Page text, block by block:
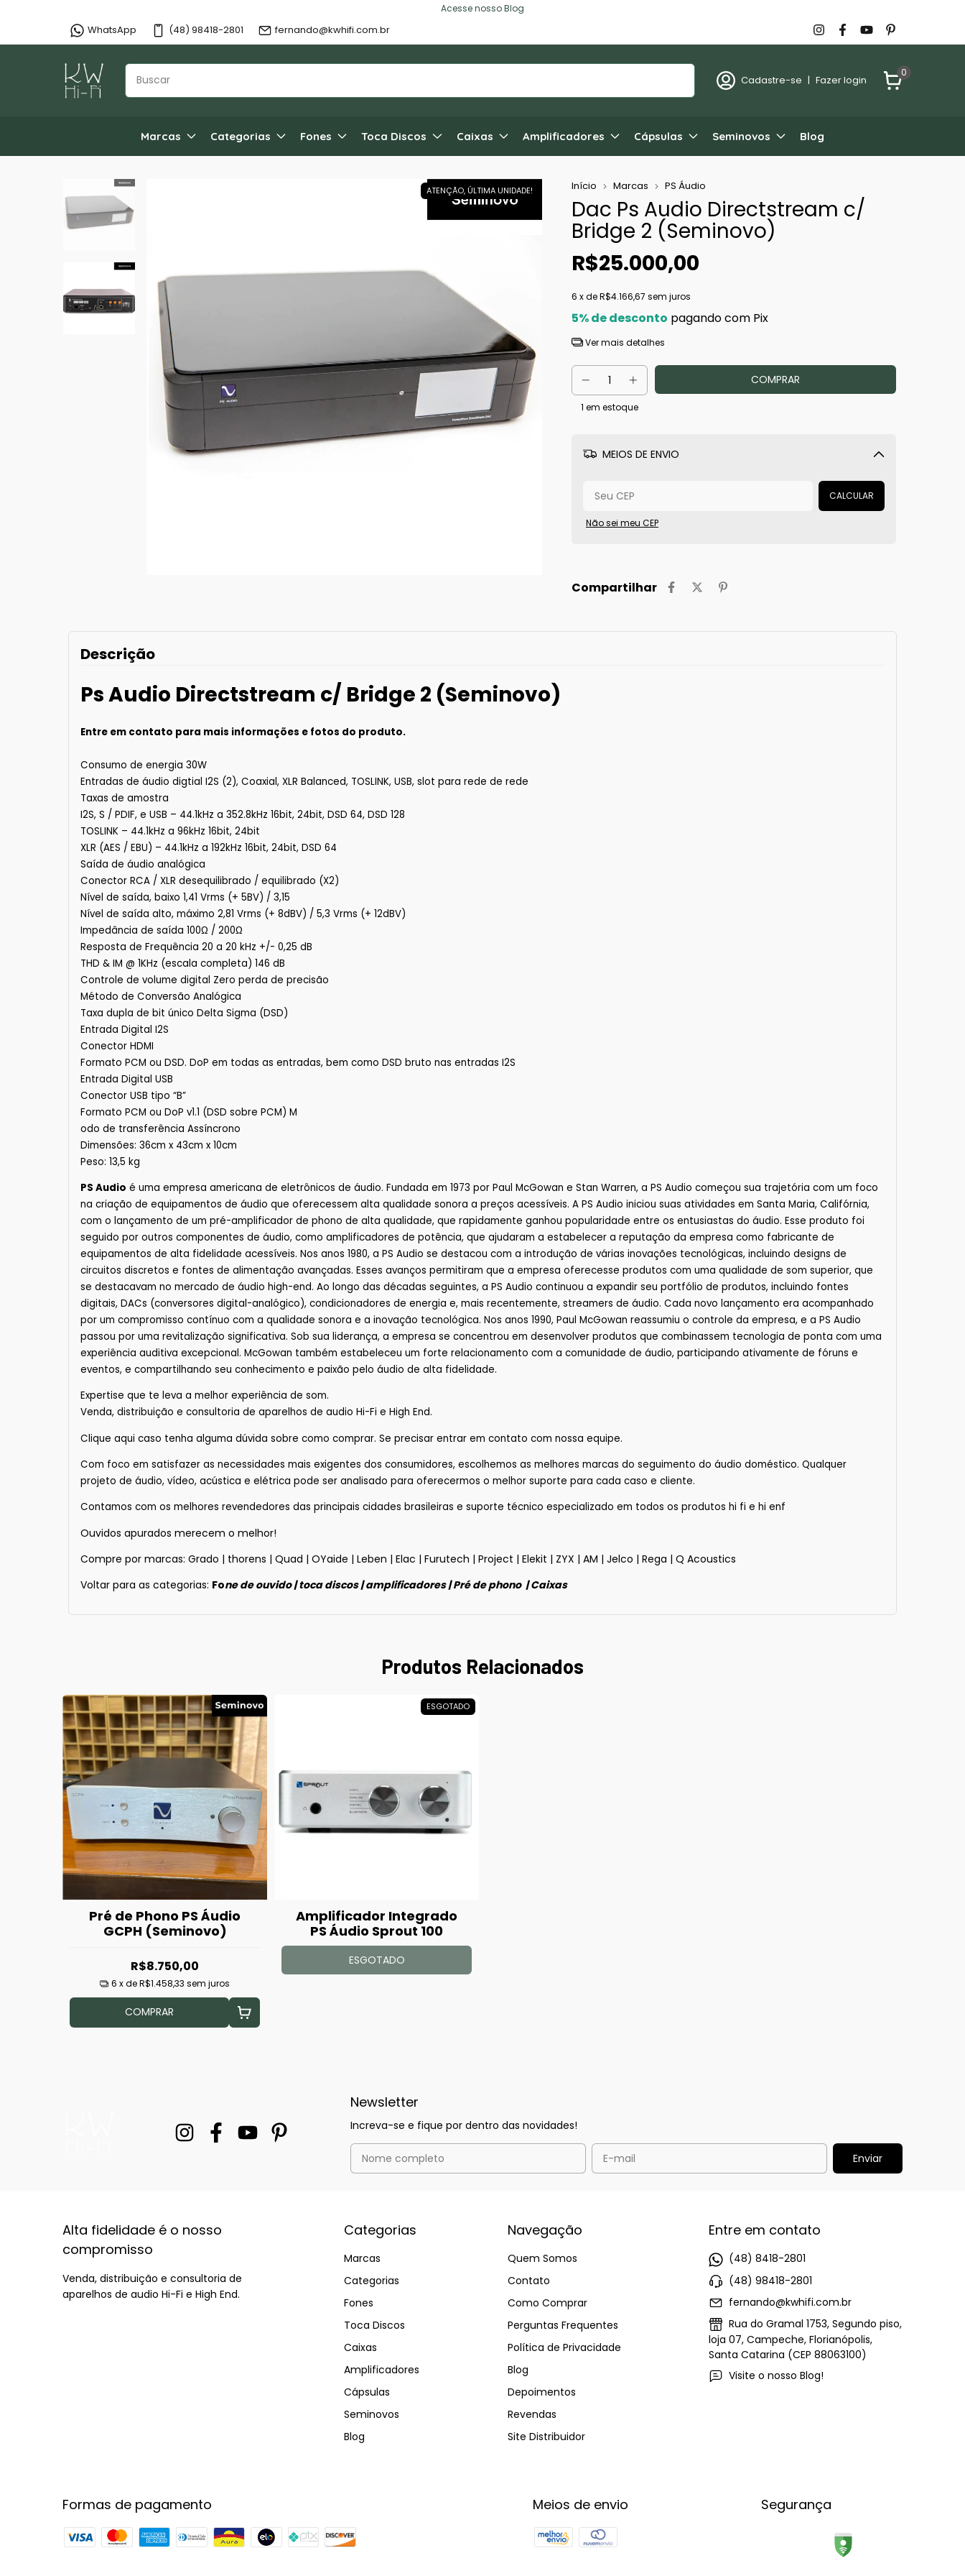
Acesse nosso Blog
WhatsApp (48) 98418-2801 fernando@kwhifi.com.br
Cadastre-se | Fazer login
0
Marcas Categorias Fones Toca Discos Caixas Amplificadores Cápsulas Seminovos Blog
ATENÇÃO, ÚLTIMA UNIDADE! Início Marcas PS Áudio
Dac Ps Audio Directstream c/
Bridge 2 (Seminovo)
R$25.000,00
6 x deR$4.166,67 sem juros
5% de desconto pagando com Pix
Ver mais detalhes
1 em estoque
MEIOS DE ENVIO
Alterar CEP
CALCULAR
Não sei meu CEP
Compartilhar
Descrição
Ps Audio Directstream c/ Bridge 2 (Seminovo)
Entre em contato para mais informações e fotos do produto.
Consumo de energia 30W
Entradas de áudio digtial I2S (2), Coaxial, XLR Balanced, TOSLINK, USB, slot para rede de rede
Taxas de amostra
I2S, S / PDIF, e USB – 44.1kHz a 352.8kHz 16bit, 24bit, DSD 64, DSD 128
TOSLINK – 44.1kHz a 96kHz 16bit, 24bit
XLR (AES / EBU) – 44.1kHz a 192kHz 16bit, 24bit, DSD 64
Saída de áudio analógica
Conector RCA / XLR desequilibrado / equilibrado (X2)
Nível de saída, baixo 1,41 Vrms (+ 5BV) / 3,15
Nível de saída alto, máximo 2,81 Vrms (+ 8dBV) / 5,3 Vrms (+ 12dBV)
Impedância de saída 100Ω / 200Ω
Resposta de Frequência 20 a 20 kHz +/- 0,25 dB
THD & IM @ 1KHz (escala completa) 146 dB
Controle de volume digital Zero perda de precisão
Método de Conversão Analógica
Taxa dupla de bit único Delta Sigma (DSD)
Entrada Digital I2S
Conector HDMI
Formato PCM ou DSD. DoP em todas as entradas, bem como DSD bruto nas entradas I2S
Entrada Digital USB
Conector USB tipo “B”
Formato PCM ou DoP v1.1 (DSD sobre PCM) M
odo de transferência Assíncrono
Dimensões: 36cm x 43cm x 10cm
Peso: 13,5 kg
PS Audio é uma empresa americana de eletrônicos de áudio. Fundada em 1973 por Paul McGowan e Stan Warren, a PS Audio começou sua trajetória com um foco
na criação de equipamentos de áudio que oferecessem alta qualidade sonora a preços acessíveis. A PS Audio iniciou suas atividades em Santa Maria, Califórnia,
com o lançamento de um pré-amplificador de phono de alta qualidade, que rapidamente ganhou popularidade entre os entusiastas do áudio. Esse produto foi
seguido por outros componentes de áudio, como amplificadores de potência, que ajudaram a estabelecer a reputação da empresa como fabricante de
equipamentos de alta fidelidade acessíveis. Nos anos 1980, a PS Audio se destacou com a introdução de várias inovações tecnológicas, incluindo designs de
circuitos discretos e fontes de alimentação avançadas. Esses avanços permitiram que a empresa oferecesse produtos com uma qualidade de som superior, que
se destacavam no mercado de áudio high-end. Ao longo das décadas seguintes, a PS Audio continuou a expandir seu portfólio de produtos, incluindo fontes
digitais, DACs (conversores digital-analógico), condicionadores de energia e, mais recentemente, streamers de áudio. Cada novo lançamento era acompanhado
por um compromisso contínuo com a qualidade sonora e a inovação tecnológica. Nos anos 1990, Paul McGowan reassumiu o controle da empresa, e a PS Audio
passou por uma revitalização significativa. Sob sua liderança, a empresa se concentrou em desenvolver produtos que combinassem tecnologia de ponta com uma
experiência auditiva excepcional. McGowan também estabeleceu um forte relacionamento com a comunidade de áudio, participando ativamente de fóruns e
eventos, e compartilhando seu conhecimento e paixão pelo áudio de alta fidelidade.
Expertise que te leva a melhor experiência de som.
Venda, distribuição e consultoria de aparelhos de audio Hi-Fi e High End.
Clique aqui caso tenha alguma dúvida sobre como comprar. Se precisar entrar em contato com nossa equipe.
Com foco em satisfazer as necessidades mais exigentes dos consumidores, escolhemos as melhores marcas do seguimento do áudio doméstico. Qualquer
projeto de áudio, vídeo, acústica e elétrica pode ser analisado para oferecermos o melhor suporte para cada caso e cliente.
Contamos com os melhores revendedores das principais cidades brasileiras e suporte técnico especializado em todos os produtos hi fi e hi enf
Ouvidos apurados merecem o melhor!
Compre por marcas: Grado | thorens | Quad | OYaide | Leben | Elac | Furutech | Project | Elekit | ZYX | AM | Jelco | Rega | Q Acoustics
Voltar para as categorias: Fone de ouvido|toca discos|amplificadores|Pré de phono |Caixas
Produtos Relacionados
Pré de Phono PS Áudio
GCPH (Seminovo)
R$8.750,00
6 x deR$1.458,33 sem juros
COMPRAR
ESGOTADO
Amplificador Integrado
PS Áudio Sprout 100
ESGOTADO
Newsletter
Increva-se e fique por dentro das novidades!
Alta fidelidade é o nosso
compromisso
Venda, distribuição e consultoria de
aparelhos de audio Hi-Fi e High End.
Categorias
Marcas
Categorias
Fones
Toca Discos
Caixas
Amplificadores
Cápsulas
Seminovos
Blog
Navegação
Quem Somos
Contato
Como Comprar
Perguntas Frequentes
Política de Privacidade
Blog
Depoimentos
Revendas
Site Distribuidor
Entre em contato
(48) 8418-2801
(48) 98418-2801
fernando@kwhifi.com.br
Rua do Gramal 1753, Segundo piso,
loja 07, Campeche, Florianópolis,
Santa Catarina (CEP 88063100)
Visite o nosso Blog!
Formas de pagamento Meios de envio Segurança